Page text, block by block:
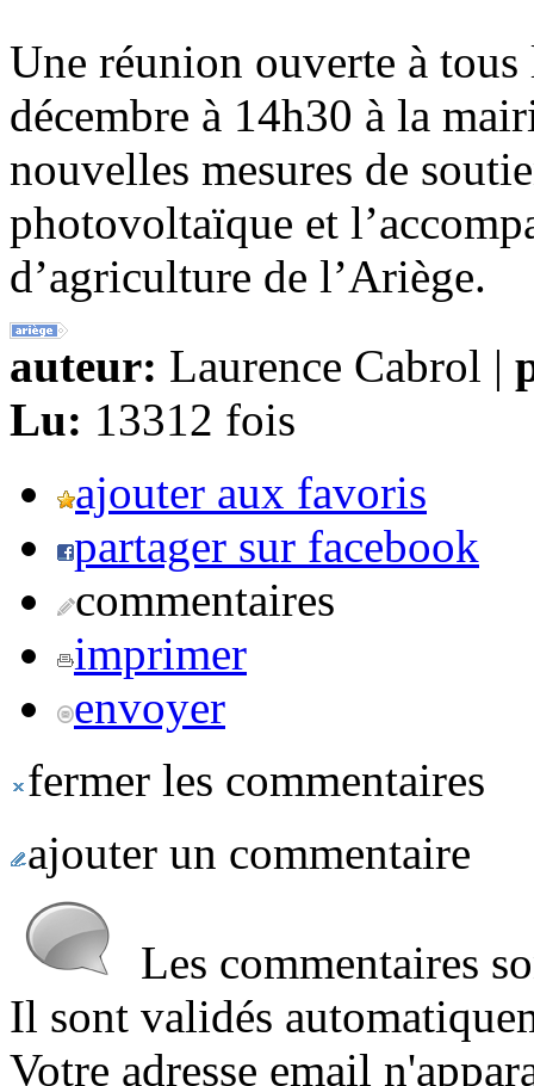
Une réunion ouverte à
décembre à 14h30 à la
nouvelles mesures de
photovoltaïque et
d’agriculture de l’Ariège.
auteur: Laurence Cabrol |
Lu: 13312 fois
ajouter aux favoris
partager sur facebook
commentaires
imprimer
envoyer
fermer les commentaires
ajouter un commentaire
Les commentaires
Il sont validés
Votre adresse email